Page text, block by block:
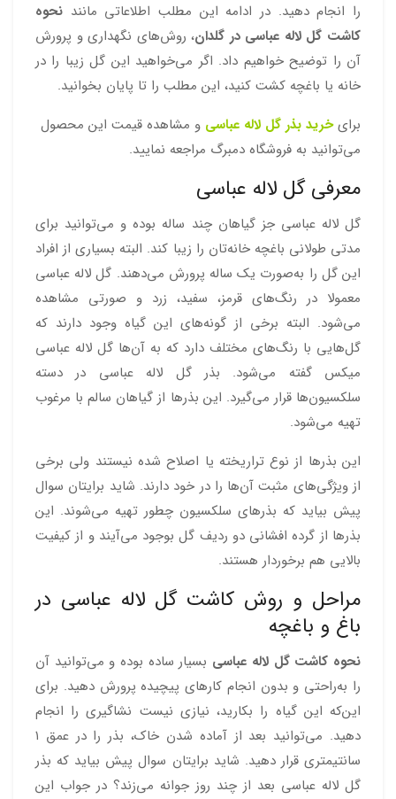
را انجام دهید. در ادامه این مطلب اطلاعاتی مانند نحوه
کاشت گل لاله عباسی در گلدان، روش‌های نگهداری و پرورش
آن را توضیح خواهیم داد. اگر می‌خواهید این گل زیبا را در
خانه یا باغچه کشت کنید، این مطلب را تا پایان بخوانید.
برایخرید بذر گل لاله عباسی و مشاهده قیمت این محصول
می‌توانید به فروشگاه دمبرگ مراجعه نمایید.
معرفی گل لاله عباسی
گل لاله عباسی جز گیاهان چند ساله بوده و می‌توانید برای
مدتی طولانی باغچه خانه‌تان را زیبا کند. البته بسیاری از افراد
این گل را به‌صورت یک ساله پرورش می‌دهند. گل لاله عباسی
معمولا در رنگ‌های قرمز، سفید، زرد و صورتی مشاهده
می‌شود. البته برخی از گونه‌های این گیاه وجود دارند که
گل‌هایی با رنگ‌های مختلف دارد که به آن‌ها گل لاله عباسی
میکس گفته می‌شود. بذر گل لاله عباسی در دسته
سلکسیون‌ها قرار می‌گیرد. این بذرها از گیاهان سالم با مرغوب
تهیه می‌شود.
این بذرها از نوع تراریخته یا اصلاح شده نیستند ولی برخی
از ویژگی‌های مثبت آن‌ها را در خود دارند. شاید برایتان سوال
پیش بیاید که بذرهای سلکسیون چطور تهیه می‌شوند. این
بذرها از گرده‌ افشانی دو ردیف گل بوجود می‌آیند و از کیفیت
بالایی هم برخوردار هستند.
مراحل و روش کاشت گل لاله عباسی در
باغ و باغچه
نحوه کاشت گل لاله عباسی بسیار ساده بوده و می‌توانید آن
را به‌راحتی و بدون انجام کارهای پیچیده پرورش دهید. برای
این‌که این گیاه را بکارید، نیازی نیست نشاگیری را انجام
دهید. می‌توانید بعد از آماده شدن خاک، بذر را در عمق ۱
سانتیمتری قرار دهید. شاید برایتان سوال پیش بیاید که بذر
گل لاله عباسی بعد از چند روز جوانه می‌زند؟ در جواب این